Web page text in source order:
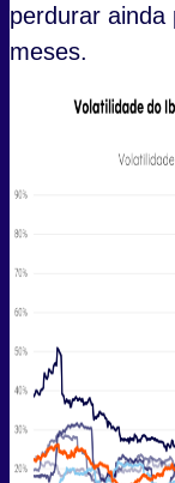
perdurar ainda
meses.